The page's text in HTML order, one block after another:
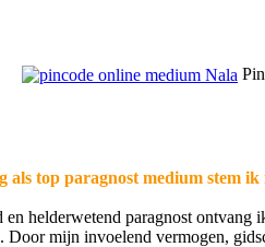
top paragnost medium stem
en helderwetend paragnost
Door mijn invoelend vermogen,